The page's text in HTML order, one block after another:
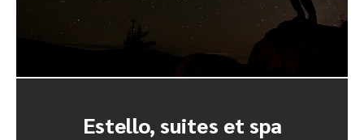
Estello, suites et spa